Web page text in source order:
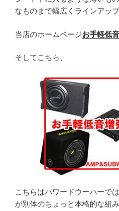
なものまで幅広くラインアッ
当店のホームページお手軽低
そしてこちら、
こちらはパワードウーハーで
が別体のちょっと本格的な組